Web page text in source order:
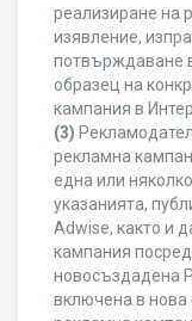
реализиране на
изявление,
потвърждаване
образец на
кампания в
(3)
рекламна
една или
указанията,
Adwise, както и
кампания
новосъздадена
включена в